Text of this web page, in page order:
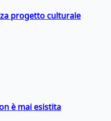
progetto culturale
è mai esistita